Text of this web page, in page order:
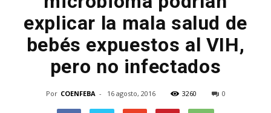
explicar la mala salud de
bebés expuestos al VIH,
pero no infectados
Por COENFEBA - 16 agosto, 2016 3260 0